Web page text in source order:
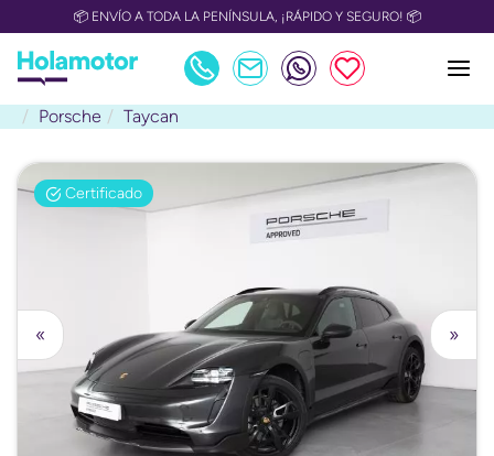
📦 ENVÍO A TODA LA PENÍNSULA, ¡RÁPIDO Y SEGURO! 📦
Porsche Taycan
Certificado
»
«